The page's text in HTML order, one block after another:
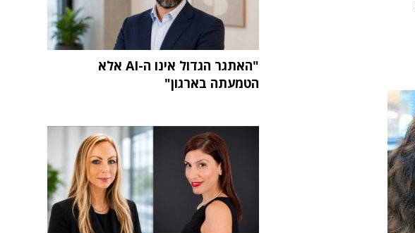
"האתגר הגדול אינו ה-AI אלא
הטמעתה בארגון"